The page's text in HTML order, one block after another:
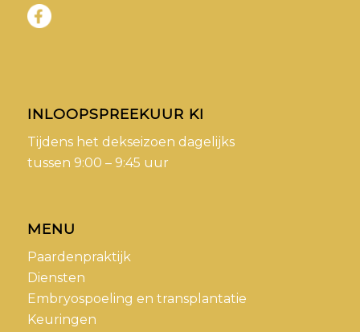
INLOOPSPREEKUUR KI
Tijdens het dekseizoen dagelijks
tussen 9:00 – 9:45 uur
MENU
Paardenpraktijk
Diensten
Embryospoeling en transplantatie
Keuringen